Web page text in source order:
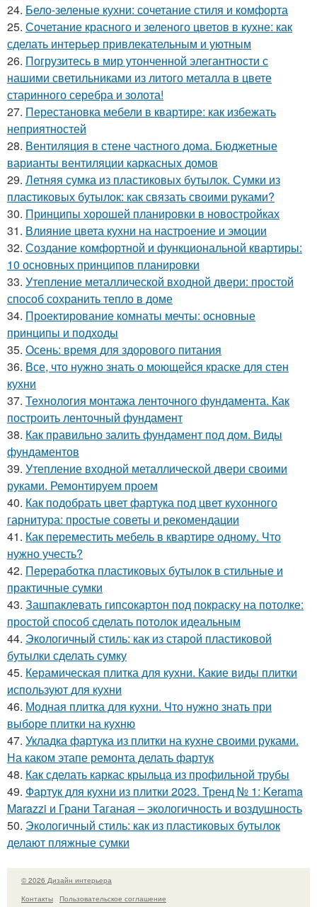
24. Бело-зеленые кухни: сочетание стиля и комфорта
25. Сочетание красного и зеленого цветов в кухне: как
сделать интерьер привлекательным и уютным
26. Погрузитесь в мир утонченной элегантности с
нашими светильниками из литого металла в цвете
старинного серебра и золота!
27. Перестановка мебели в квартире: как избежать
неприятностей
28. Вентиляция в стене частного дома. Бюджетные
варианты вентиляции каркасных домов
29. Летняя сумка из пластиковых бутылок. Сумки из
пластиковых бутылок: как связать своими руками?
30. Принципы хорошей планировки в новостройках
31. Влияние цвета кухни на настроение и эмоции
32. Создание комфортной и функциональной квартиры:
10 основных принципов планировки
33. Утепление металлической входной двери: простой
способ сохранить тепло в доме
34. Проектирование комнаты мечты: основные
принципы и подходы
35. Осень: время для здорового питания
36. Все, что нужно знать о моющейся краске для стен
кухни
37. Технология монтажа ленточного фундамента. Как
построить ленточный фундамент
38. Как правильно залить фундамент под дом. Виды
фундаментов
39. Утепление входной металлической двери своими
руками. Ремонтируем проем
40. Как подобрать цвет фартука под цвет кухонного
гарнитура: простые советы и рекомендации
41. Как переместить мебель в квартире одному. Что
нужно учесть?
42. Переработка пластиковых бутылок в стильные и
практичные сумки
43. Зашпаклевать гипсокартон под покраску на потолке:
простой способ сделать потолок идеальным
44. Экологичный стиль: как из старой пластиковой
бутылки сделать сумку
45. Керамическая плитка для кухни. Какие виды плитки
используют для кухни
46. Модная плитка для кухни. Что нужно знать при
выборе плитки на кухню
47. Укладка фартука из плитки на кухне своими руками.
На каком этапе ремонта делать фартук
48. Как сделать каркас крыльца из профильной трубы
49. Фартук для кухни из плитки 2023. Тренд № 1: Kerama
Marazzi и Грани Таганая – экологичность и воздушность
50. Экологичный стиль: как из пластиковых бутылок
делают пляжные сумки
© 2026 Дизайн интерьера
Контакты
Пользовательское соглашение